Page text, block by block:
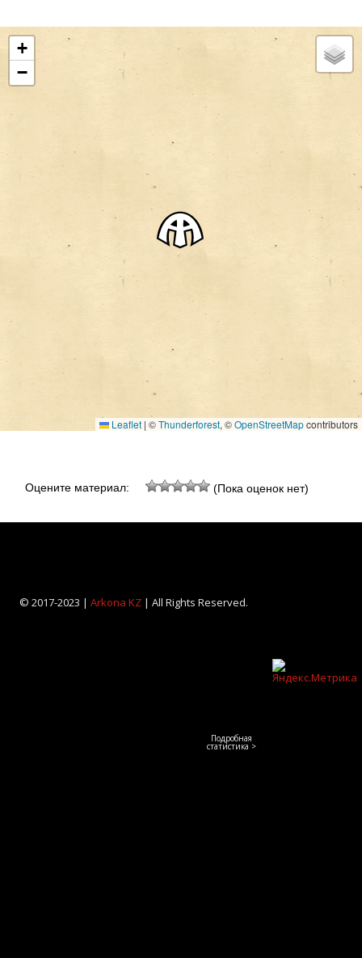
+
−
Leaflet | ©Thunderforest, ©OpenStreetMapcontributors
Оцените материал: (Пока оценок нет)
© 2017-2023 | Arkona KZ| All Rights Reserved.
Подробная
статистика >